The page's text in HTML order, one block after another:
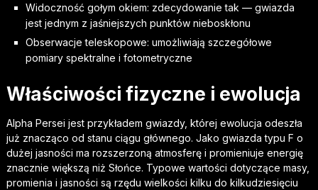
Widoczność gołym okiem: zdecydowanie tak — gwiazda
jest jednym z jaśniejszych punktów nieboskłonu
Obserwacje teleskopowe: umożliwiają szczegółowe
pomiary spektralne i fotometryczne
Właściwości fizyczne i ewolucja
Alpha Persei jest przykładem gwiazdy, której ewolucja odeszła
już znacząco od stanu ciągu głównego. Jako gwiazda typu F o
dużej jasności ma rozszerzoną atmosferę i promieniuje energię
znacznie większą niż Słońce. Typowe wartości dotyczące masy,
promienia i jasności są rzędu wielkości kilku do kilkudziesięciu